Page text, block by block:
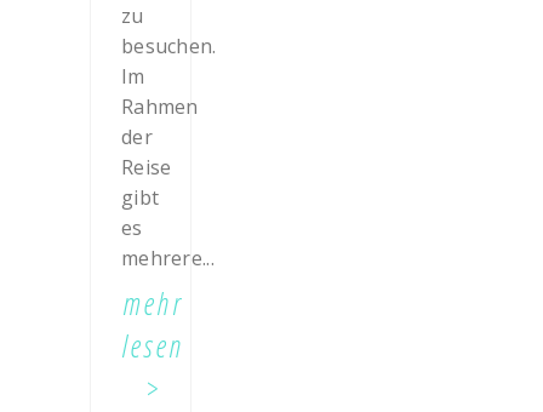
zu
besuchen.
Im
Rahmen
der
Reise
gibt
es
mehrere...
mehr
lesen